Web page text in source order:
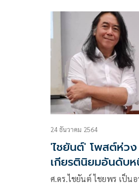
24 ธันวาคม 2564
'ไชยันต์' โพสต์ห่ว
เกียรตินิยมอันดับ
ศ.ดร.ไชยันต์ ไชยพร เป็นอ